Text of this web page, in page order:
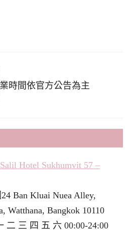
時間依官方公告為主
Hotel Sukhumvit 57 –
Ban Kluai Nuea Alley,
Watthana, Bangkok 10110
二 三 四 五 六 00:00-24:00